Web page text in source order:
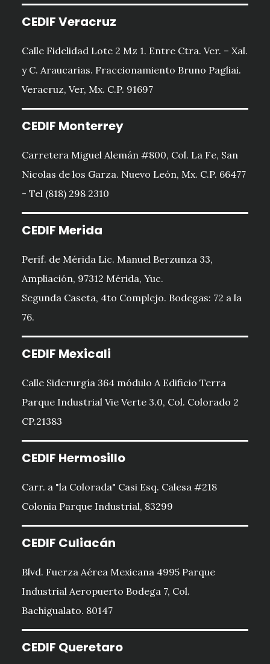
CEDIF Veracruz
Calle Fidelidad Lote 2 Mz 1. Entre Ctra. Ver. – Xal.
y C. Araucarias. Fraccionamiento Bruno Pagliai.
Veracruz, Ver, Mx. C.P. 91697
CEDIF Monterrey
Carretera Miguel Alemán #800, Col. La Fe, San
Nicolas de los Garza. Nuevo León, Mx. C.P. 66477
- Tel (818) 298 2310
CEDIF Merida
Perif. de Mérida Lic. Manuel Berzunza 33,
Ampliación, 97312 Mérida, Yuc.
Segunda Caseta, 4to Complejo. Bodegas: 72 a la
76.
CEDIF Mexicali
Calle Siderurgía 364 módulo A Edificio Terra
Parque Industrial Vie Verte 3.0, Col. Colorado 2
CP.21383
CEDIF Hermosillo
Carr. a "la Colorada" Casi Esq. Calesa #218
Colonia Parque Industrial, 83299
CEDIF Culiacán
Blvd. Fuerza Aérea Mexicana 4995 Parque
Industrial Aeropuerto Bodega 7, Col.
Bachigualato. 80147
CEDIF Queretaro